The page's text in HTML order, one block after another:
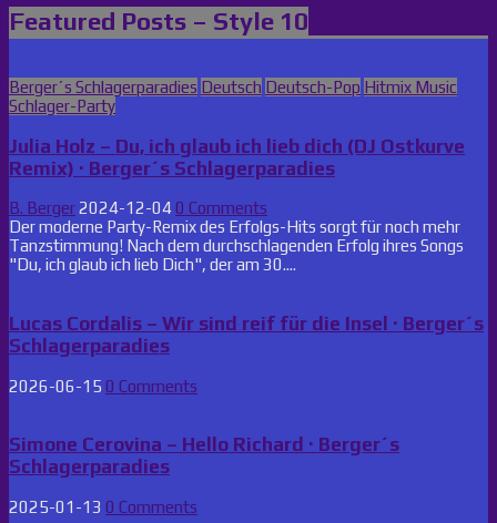
Featured Posts – Style 10
Posted
in
Berger´s Schlagerparadies Deutsch Deutsch-Pop Hitmix Music
Schlager-Party
Julia Holz – Du, ich glaub ich lieb dich (DJ Ostkurve
Remix) · Berger´s Schlagerparadies
B. Berger2024-12-04 0 Comments
Der moderne Party-Remix des Erfolgs-Hits sorgt für noch mehr
Tanzstimmung! Nach dem durchschlagenden Erfolg ihres Songs
"Du, ich glaub ich lieb Dich", der am 30....
Lucas Cordalis – Wir sind reif für die Insel · Berger´s
Schlagerparadies
2026-06-15 0 Comments
Simone Cerovina – Hello Richard · Berger´s
Schlagerparadies
2025-01-13 0 Comments